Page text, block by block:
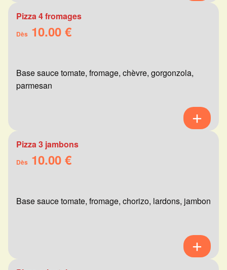
Pizza 4 fromages
Dès 10.00 €
Base sauce tomate, fromage, chèvre, gorgonzola,
parmesan
Pizza 3 jambons
Dès 10.00 €
Base sauce tomate, fromage, chorizo, lardons, jambon